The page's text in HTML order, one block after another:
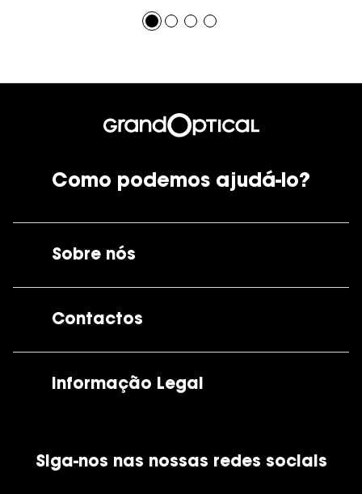
Como podemos ajudá-lo?
Sobre nós
Contactos
Informação Legal
Política de Cookies
Siga-nos nas nossas redes sociais